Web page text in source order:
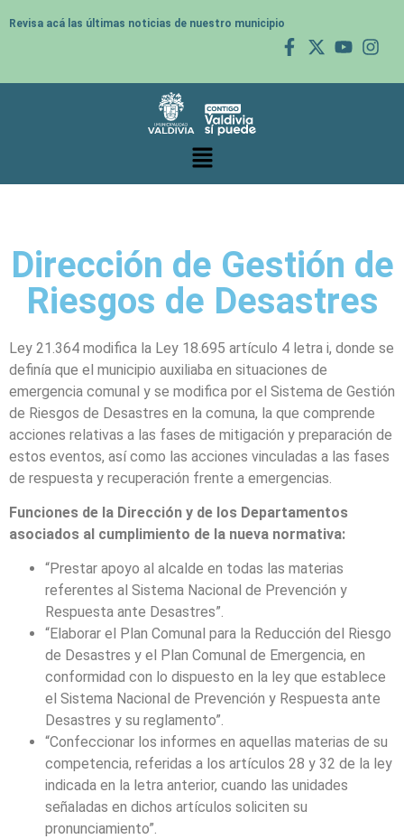
Revisa acá las últimas noticias de nuestro municipio
Dirección de Gestión de
Riesgos de Desastres
Ley 21.364 modifica la Ley 18.695 artículo 4 letra i, donde se
definía que el municipio auxiliaba en situaciones de
emergencia comunal y se modifica por el Sistema de Gestión
de Riesgos de Desastres en la comuna, la que comprende
acciones relativas a las fases de mitigación y preparación de
estos eventos, así como las acciones vinculadas a las fases
de respuesta y recuperación frente a emergencias.
Funciones de la Dirección y de los Departamentos
asociados al cumplimiento de la nueva normativa:
“Prestar apoyo al alcalde en todas las materias
referentes al Sistema Nacional de Prevención y
Respuesta ante Desastres”.
“Elaborar el Plan Comunal para la Reducción del Riesgo
de Desastres y el Plan Comunal de Emergencia, en
conformidad con lo dispuesto en la ley que establece
el Sistema Nacional de Prevención y Respuesta ante
Desastres y su reglamento”.
“Confeccionar los informes en aquellas materias de su
competencia, referidas a los artículos 28 y 32 de la ley
indicada en la letra anterior, cuando las unidades
señaladas en dichos artículos soliciten su
pronunciamiento”.